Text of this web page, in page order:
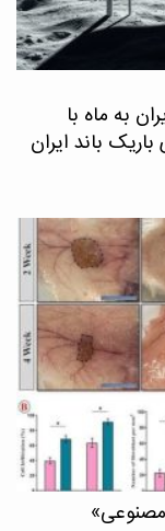
به ماه با
باند ایران